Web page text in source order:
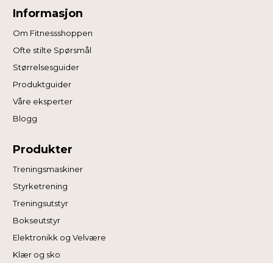
Informasjon
Om Fitnessshoppen
Ofte stilte Spørsmål
Størrelsesguider
Produktguider
Våre eksperter
Blogg
Produkter
Treningsmaskiner
Styrketrening
Treningsutstyr
Bokseutstyr
Elektronikk og Velvære
Klær og sko